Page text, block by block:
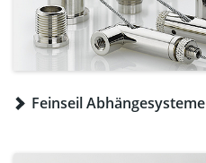
Feinseil Abhängesysteme